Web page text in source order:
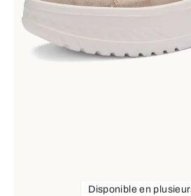
Disponible en